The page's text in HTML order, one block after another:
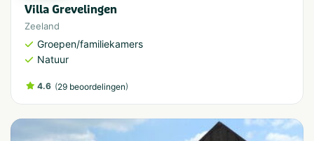
Villa Grevelingen
Zeeland
Groepen/familiekamers
Natuur
4.6 (29 beoordelingen)